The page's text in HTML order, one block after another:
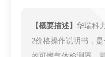
【概要描述】华瑞科
2价格操作说明书，